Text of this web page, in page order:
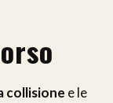
collisione e le